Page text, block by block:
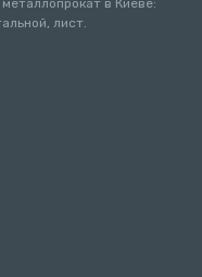
в Киеве:
лист.